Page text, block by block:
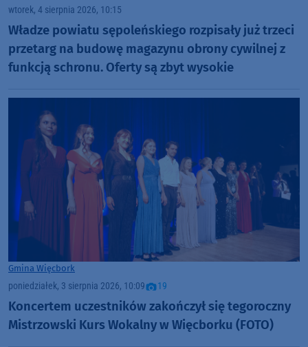
wtorek, 4 sierpnia 2026, 10:15
Władze powiatu sępoleńskiego rozpisały już trzeci
przetarg na budowę magazynu obrony cywilnej z
funkcją schronu. Oferty są zbyt wysokie
Gmina Więcbork
poniedziałek, 3 sierpnia 2026, 10:09 19
Koncertem uczestników zakończył się tegoroczny
Mistrzowski Kurs Wokalny w Więcborku (FOTO)